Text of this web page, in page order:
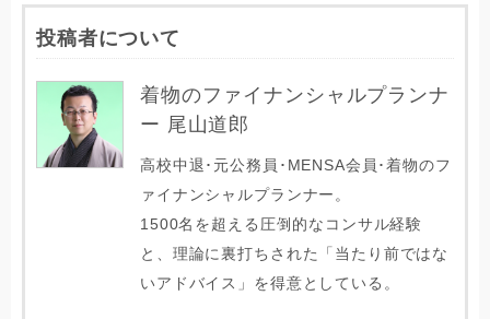
投稿者について
着物のファイナンシャルプランナ
ー 尾山道郎
高校中退･元公務員･MENSA会員･着物のフ
ァイナンシャルプランナー。
1500名を超える圧倒的なコンサル経験
と、理論に裏打ちされた「当たり前ではな
いアドバイス」を得意としている。